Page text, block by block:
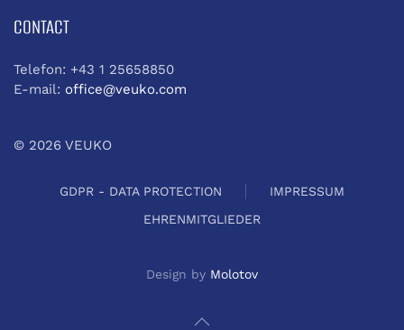
CONTACT
Telefon: +43 1 25658850
E-mail: office@veuko.com
© 2026 VEUKO
GDPR - DATA PROTECTION
IMPRESSUM
EHRENMITGLIEDER
Design by Molotov